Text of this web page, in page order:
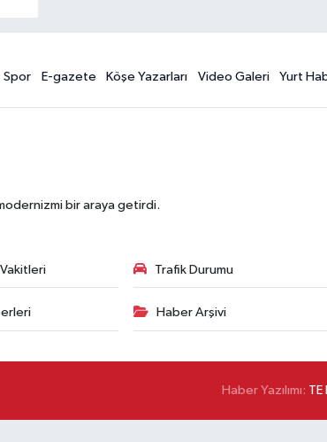
Spor E-gazete Köşe Yazarları Video Galeri Yurt
bir araya getirdi.
Trafik Durumu
Haber Arşivi
Haber Yazılımı: TE